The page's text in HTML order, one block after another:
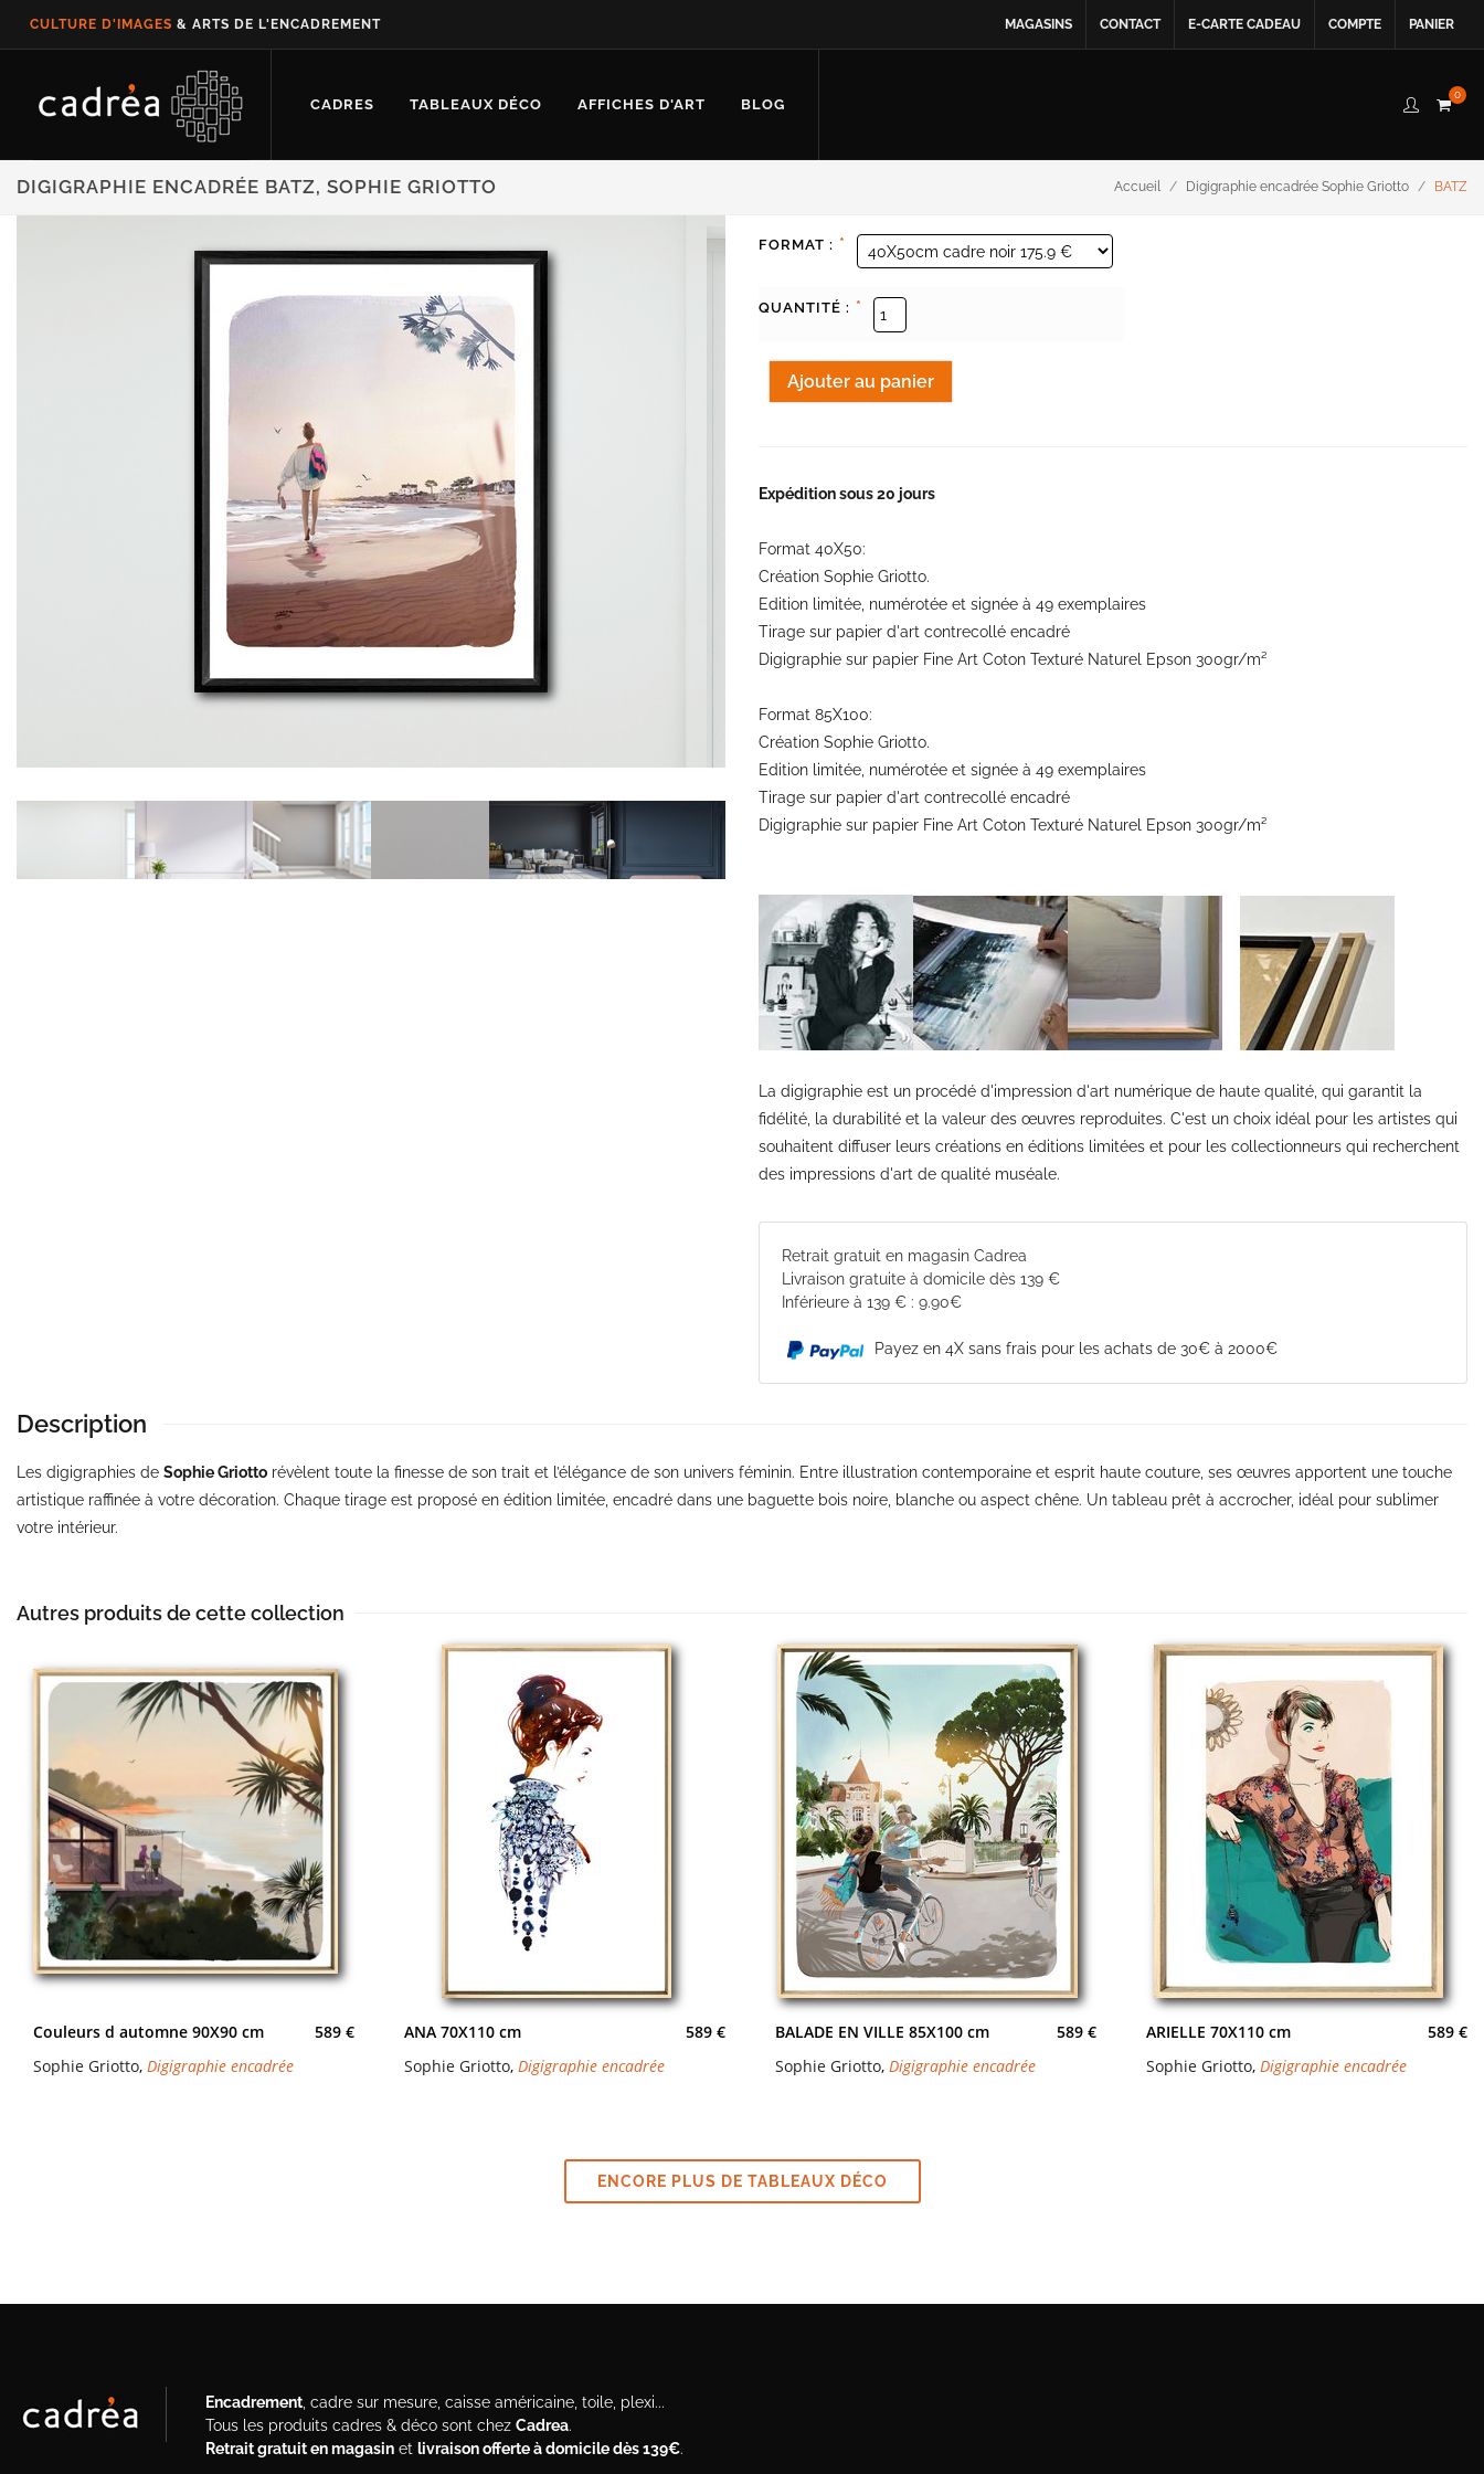
CULTURE D'IMAGES & ARTS DE L'ENCADREMENT MAGASINS CONTACT E-CARTE CADEAU COMPTE PANIER
CADRES TABLEAUX DÉCO AFFICHES D'ART BLOG
0
DIGIGRAPHIE ENCADRÉE BATZ, SOPHIE GRIOTTO Accueil Digigraphie encadrée Sophie Griotto BATZ
FORMAT : *
QUANTITÉ : *
Expédition sous 20 jours
Format 40X50:
Création Sophie Griotto.
Edition limitée, numérotée et signée à 49 exemplaires
Tirage sur papier d'art contrecollé encadré
Digigraphie sur papier Fine Art Coton Texturé Naturel Epson 300gr/m²
Format 85X100:
Création Sophie Griotto.
Edition limitée, numérotée et signée à 49 exemplaires
Tirage sur papier d'art contrecollé encadré
Digigraphie sur papier Fine Art Coton Texturé Naturel Epson 300gr/m²
La digigraphie est un procédé d'impression d'art numérique de haute qualité, qui garantit la
fidélité, la durabilité et la valeur des œuvres reproduites. C'est un choix idéal pour les artistes qui
souhaitent diffuser leurs créations en éditions limitées et pour les collectionneurs qui recherchent
des impressions d'art de qualité muséale.
Retrait gratuit en magasin Cadrea
Livraison gratuite à domicile dès 139 €
Inférieure à 139 € : 9.90€
Payez en 4X sans frais pour les achats de 30€ à 2000€
Description
Les digigraphies de Sophie Griotto révèlent toute la finesse de son trait et l’élégance de son univers féminin. Entre illustration contemporaine et esprit haute couture, ses œuvres apportent une touche
artistique raffinée à votre décoration. Chaque tirage est proposé en édition limitée, encadré dans une baguette bois noire, blanche ou aspect chêne. Un tableau prêt à accrocher, idéal pour sublimer
votre intérieur.
Autres produits de cette collection
Couleurs d automne 90X90 cm
589 €
Sophie Griotto, Digigraphie encadrée
ANA 70X110 cm
589 €
Sophie Griotto, Digigraphie encadrée
BALADE EN VILLE 85X100 cm
589 €
Sophie Griotto, Digigraphie encadrée
ARIELLE 70X110 cm
589 €
Sophie Griotto, Digigraphie encadrée
ENCORE PLUS DE TABLEAUX DÉCO
Encadrement , cadre sur mesure, caisse américaine, toile, plexi...
Tous les produits cadres & déco sont chez Cadrea.
Retrait gratuit en magasin et livraison offerte à domicile dès 139€.